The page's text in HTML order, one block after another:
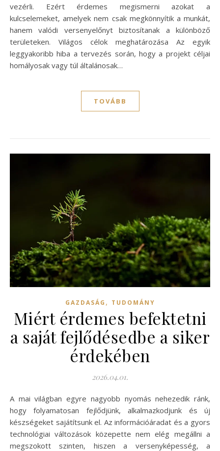
vezérli. Ezért érdemes megismerni azokat a
kulcselemeket, amelyek nem csak megkönnyítik a munkát,
hanem valódi versenyelőnyt biztosítanak a különböző
területeken. Világos célok meghatározása Az egyik
leggyakoribb hiba a tervezés során, hogy a projekt céljai
homályosak vagy túl általánosak…
TOVÁBB
GAZDASÁG , TUDOMÁNY
Miért érdemes befektetni
a saját fejlődésedbe a siker
érdekében
2026.04.01.
A mai világban egyre nagyobb nyomás nehezedik ránk,
hogy folyamatosan fejlődjünk, alkalmazkodjunk és új
készségeket sajátítsunk el. Az információáradat és a gyors
technológiai változások közepette nem elég megállni a
megszokott szinten, hiszen a versenyképesség, a